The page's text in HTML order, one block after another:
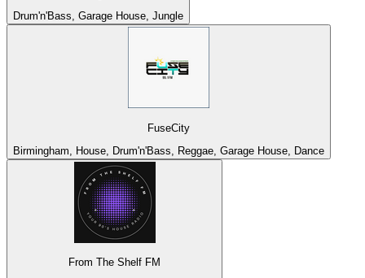
Drum'n'Bass, Garage House, Jungle
FuseCity
Birmingham, House, Drum'n'Bass, Reggae, Garage House, Dance
From The Shelf FM